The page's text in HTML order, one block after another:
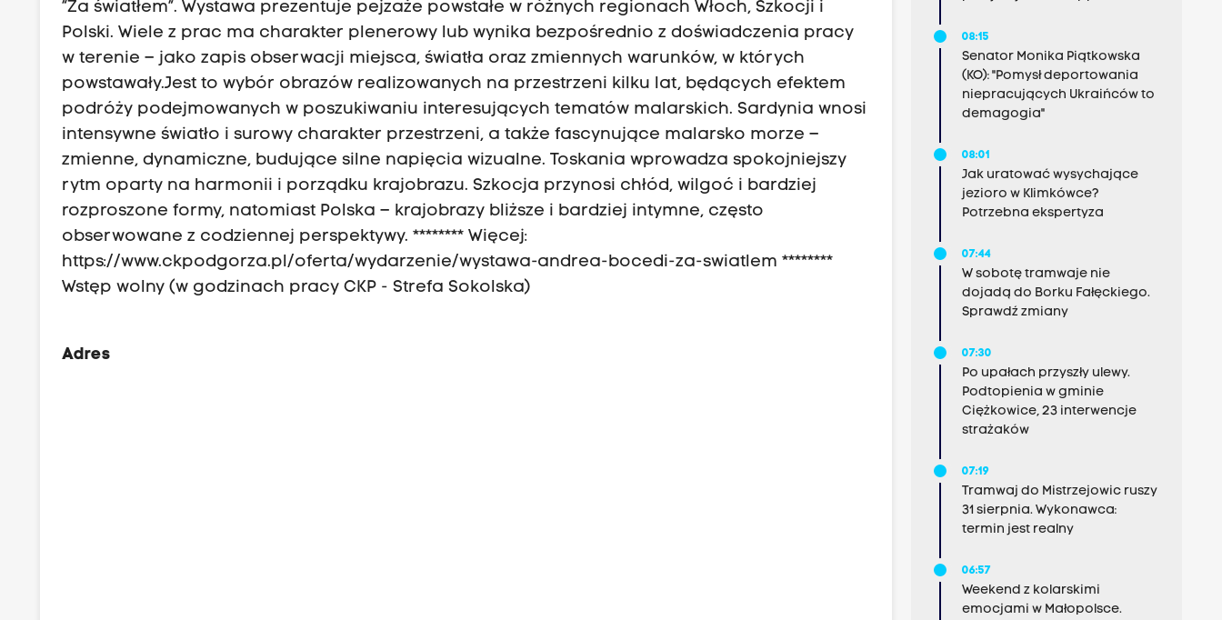
“Za światłem”. Wystawa prezentuje pejzaże powstałe w różnych regionach Włoch, Szkocji i
Polski. Wiele z prac ma charakter plenerowy lub wynika bezpośrednio z doświadczenia pracy
w terenie – jako zapis obserwacji miejsca, światła oraz zmiennych warunków, w których
powstawały.Jest to wybór obrazów realizowanych na przestrzeni kilku lat, będących efektem
podróży podejmowanych w poszukiwaniu interesujących tematów malarskich. Sardynia wnosi
intensywne światło i surowy charakter przestrzeni, a także fascynujące malarsko morze –
zmienne, dynamiczne, budujące silne napięcia wizualne. Toskania wprowadza spokojniejszy
rytm oparty na harmonii i porządku krajobrazu. Szkocja przynosi chłód, wilgoć i bardziej
rozproszone formy, natomiast Polska – krajobrazy bliższe i bardziej intymne, często
obserwowane z codziennej perspektywy. ******** Więcej:
https://www.ckpodgorza.pl/oferta/wydarzenie/wystawa-andrea-bocedi-za-swiatlem ********
Wstęp wolny (w godzinach pracy CKP - Strefa Sokolska)
Adres
08:15
Senator Monika Piątkowska
(KO): "Pomysł deportowania
niepracujących Ukraińców to
demagogia"
08:01
Jak uratować wysychające
jezioro w Klimkówce?
Potrzebna ekspertyza
07:44
W sobotę tramwaje nie
dojadą do Borku Fałęckiego.
Sprawdź zmiany
07:30
Po upałach przyszły ulewy.
Podtopienia w gminie
Ciężkowice, 23 interwencje
strażaków
07:19
Tramwaj do Mistrzejowic ruszy
31 sierpnia. Wykonawca:
termin jest realny
06:57
Weekend z kolarskimi
emocjami w Małopolsce.